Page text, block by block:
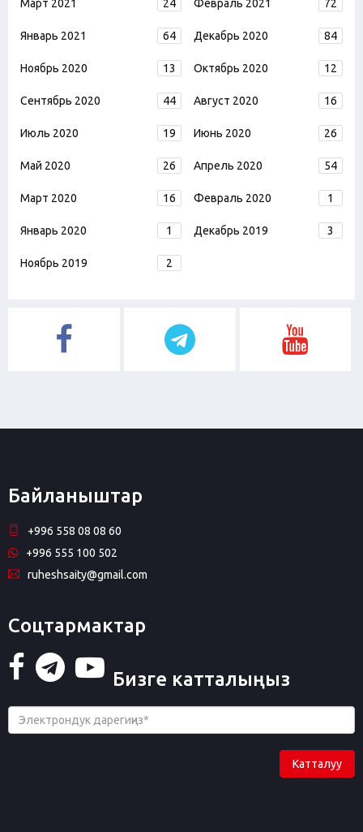
Март 2021 24 Февраль 2021 72
Январь 2021 64 Декабрь 2020 84
Ноябрь 2020 13 Октябрь 2020 12
Сентябрь 2020 44 Август 2020 16
Июль 2020 19 Июнь 2020 26
Май 2020 26 Апрель 2020 54
Март 2020 16 Февраль 2020 1
Январь 2020 1 Декабрь 2019 3
Ноябрь 2019 2
Байланыштар
+996 558 08 08 60
+996 555 100 502
ruheshsaity@gmail.com
Соцтармактар
Бизге катталыңыз
Катталуу